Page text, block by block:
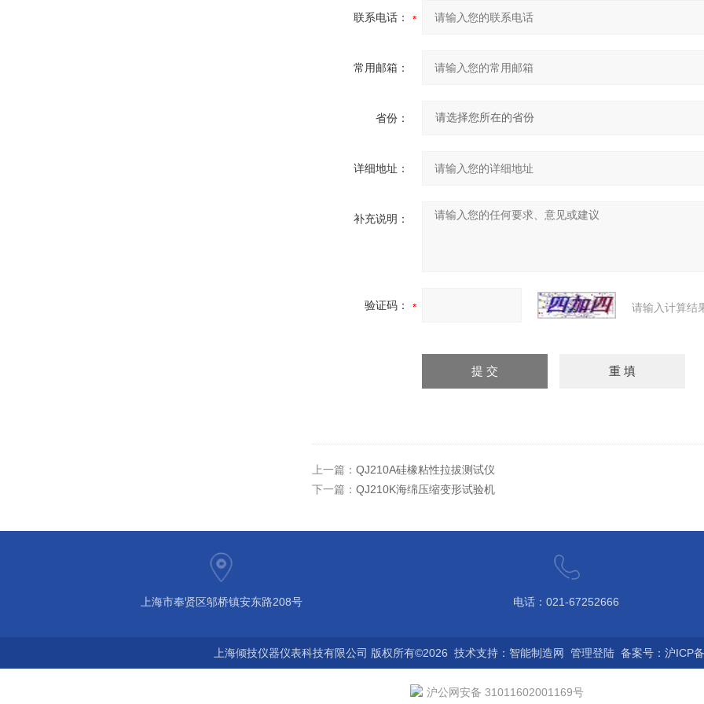
联系电话：
常用邮箱：
省份：
详细地址：
补充说明：
验证码： 请输入计算结
上一篇： QJ210A硅橡粘性拉拔测试仪
下一篇： QJ210K海绵压缩变形试验机
上海市奉贤区邬桥镇安东路208号 电话：021-67252666
上海倾技仪器仪表科技有限公司 版权所有©2026 技术支持： 智能制造网 管理登陆 备案号：沪ICP
沪公网安备 31011602001169号